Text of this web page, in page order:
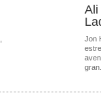
Ali
Jon